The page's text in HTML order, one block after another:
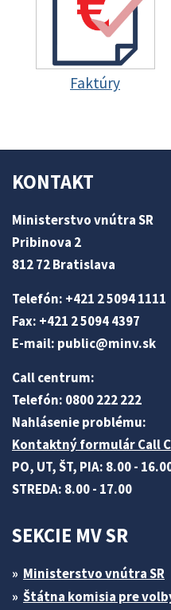
Faktúry
KONTAKT
Ministerstvo vnútra SR
Pribinova 2
812 72 Bratislava
Telefón: +421 2 5094 1111
Fax: +421 2 5094 4397
E-mail: public@minv.sk
Call centrum:
Telefón: 0800 222 222
Nahlásenie problému:
Kontaktný formulár Call
PO, UT, ŠT, PIA: 8.00 -
STREDA: 8.00 - 17.00
SEKCIE MV SR
Ministerstvo vnútra SR
Štátna komisia pre